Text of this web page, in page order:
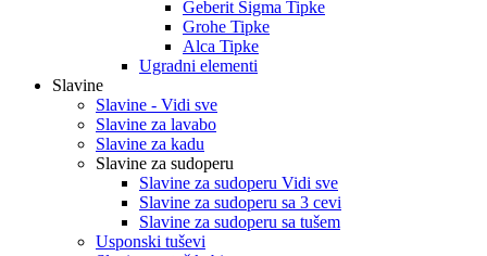
Geberit Sigma Tipke
Grohe Tipke
Alca Tipke
Ugradni elementi
Slavine
Slavine - Vidi sve
Slavine za lavabo
Slavine za kadu
Slavine za sudoperu
Slavine za sudoperu Vidi sve
Slavine za sudoperu sa 3 cevi
Slavine za sudoperu sa tušem
Usponski tuševi